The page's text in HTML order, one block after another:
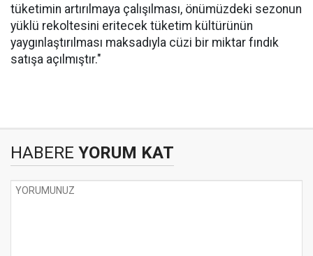
tüketimin artırılmaya çalışılması, önümüzdeki sezonun
yüklü rekoltesini eritecek tüketim kültürünün
yaygınlaştırılması maksadıyla cüzi bir miktar fındık
satışa açılmıştır."
HABERE YORUM KAT